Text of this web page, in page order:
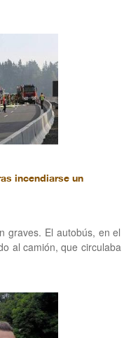
incendiarse un
graves. El autobús, en el
al camión, que circulaba